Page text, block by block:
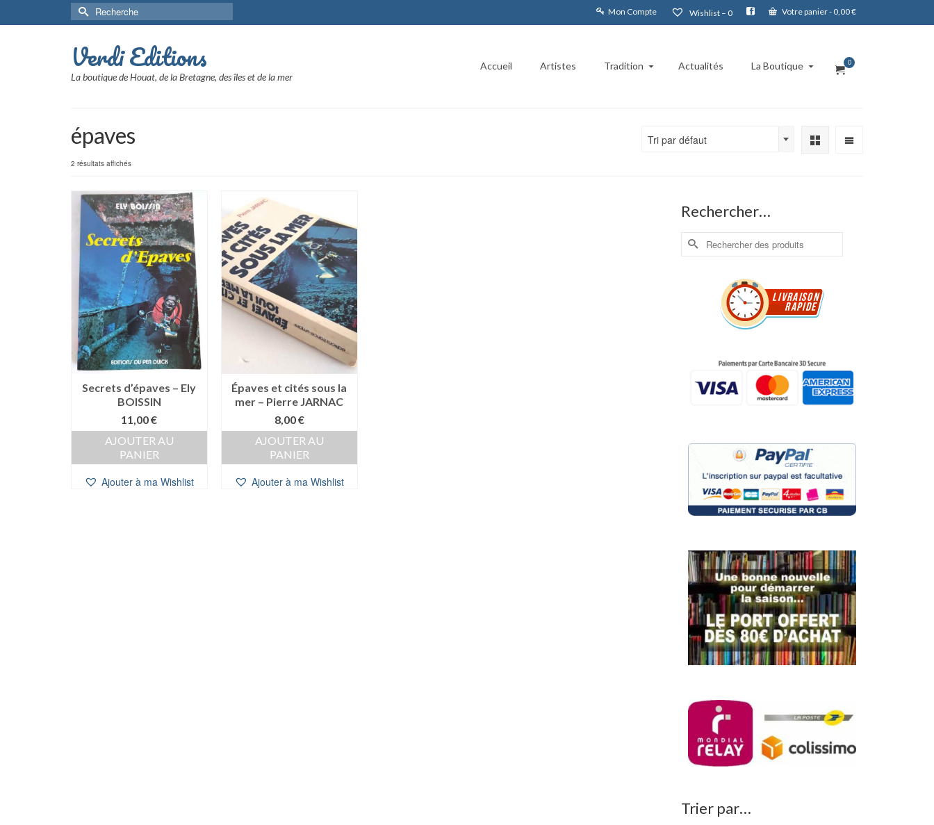
Mon Compte Wishlist – 0 Votre panier- 0,00€
Rechercher :
Verdi Editions
La boutique de Houat, de la Bretagne, des îles et de la mer
Accueil Artistes Tradition Actualités La Boutique 0
épaves
2 résultats affichés
Tri par défaut
Secrets d’épaves – Ely
BOISSIN
11,00€
AJOUTER AU
PANIER
Ajouter à ma Wishlist
Épaves et cités sous la
mer – Pierre JARNAC
8,00€
AJOUTER AU
PANIER
Ajouter à ma Wishlist
Rechercher…
Rechercher :
Trier par…